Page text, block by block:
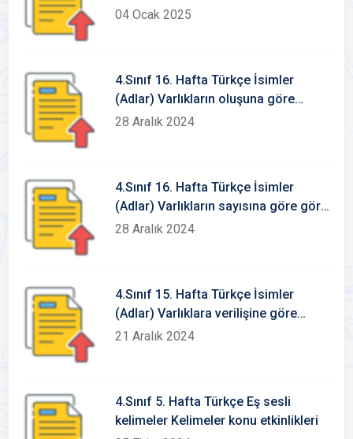
Etkinlikleri
04 Ocak 2025
4.Sınıf 16. Hafta Türkçe İsimler
(Adlar) Varlıkların oluşuna göre
somut-soyut isimler
28 Aralık 2024
4.Sınıf 16. Hafta Türkçe İsimler
(Adlar) Varlıkların sayısına göre göre
isimler tekil-çoğul-topluluk isimleri
28 Aralık 2024
4.Sınıf 15. Hafta Türkçe İsimler
(Adlar) Varlıklara verilişine göre
isimler Özel isim-cins isim
21 Aralık 2024
4.Sınıf 5. Hafta Türkçe Eş sesli
kelimeler Kelimeler konu etkinlikleri